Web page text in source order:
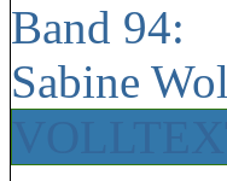
Band 94:
Sabine